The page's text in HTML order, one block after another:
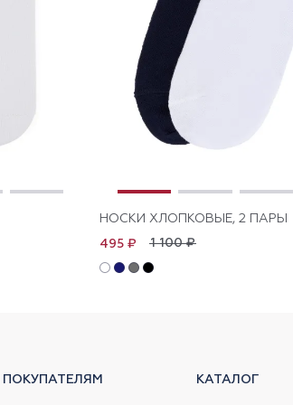
НОСКИ ХЛОПКОВЫЕ, 2 ПАРЫ
1 100 ₽
495 ₽
ПОКУПАТЕЛЯМ КАТАЛОГ